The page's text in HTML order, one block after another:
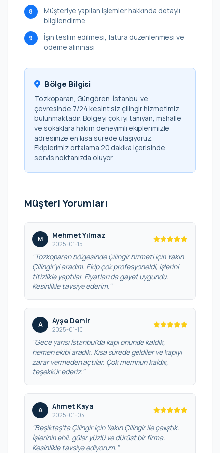
8
Müşteriye yapılan işlemler hakkında detaylı
bilgilendirme
9
İşin teslim edilmesi, fatura düzenlenmesi ve
ödeme alınması
Bölge Bilgisi
Tozkoparan, Güngören, İstanbul ve
çevresinde 7/24 kesintisiz çilingir hizmetimiz
bulunmaktadır. Bölgeyi çok iyi tanıyan, mahalle
ve sokaklara hâkim deneyimli ekiplerimizle
adresinize en kısa sürede ulaşıyoruz.
Ekiplerimiz ortalama 20 dakika içerisinde
servis noktanızda oluyor.
Müşteri Yorumları
M Mehmet Yılmaz
2025-01-15
"Tozkoparan bölgesinde Çilingir hizmeti için Yakın
Çilingir’yi aradım. Ekip çok profesyoneldi, işlerini
titizlikle yaptılar. Fiyatları da gayet uygundu.
Kesinlikle tavsiye ederim."
A Ayşe Demir
2025-01-10
"Gece yarısı İstanbul’da kapı önünde kaldık,
hemen ekibi aradık. Kısa sürede geldiler ve kapıyı
zarar vermeden açtılar. Çok memnun kaldık,
teşekkür ederiz."
A Ahmet Kaya
2025-01-05
"Beşiktaş’ta Çilingir için Yakın Çilingir ile çalıştık.
İşlerinin ehli, güler yüzlü ve dürüst bir firma.
Kesinlikle tavsiye ediyorum."